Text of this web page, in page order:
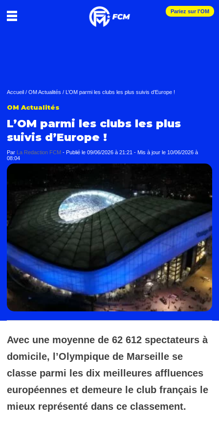
Pariez sur l'OM
Accueil / OM Actualités / L’OM parmi les clubs les plus suivis d’Europe !
OM Actualités
L’OM parmi les clubs les plus
suivis d’Europe !
Par La Redaction FCM - Publié le 09/06/2026 à 21:21 - Mis à jour le 10/06/2026 à
08:04
Avec une moyenne de 62 612 spectateurs à
domicile, l’Olympique de Marseille se
classe parmi les dix meilleures affluences
européennes et demeure le club français le
mieux représenté dans ce classement.